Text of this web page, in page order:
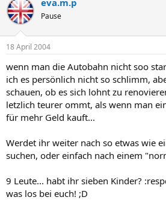
Pause
18 April 2004
wenn man die Autobahn nicht soo
ich es persönlich nicht so schlimm,
schauen, ob es sich lohnt zu
letzlich teurer ommt, als wenn man
für mehr Geld kauft...
Werdet ihr weiter nach so etwas wie
suchen, oder einfach nach einem
9 Leute... habt ihr sieben Kinder?
was los bei euch! ;D